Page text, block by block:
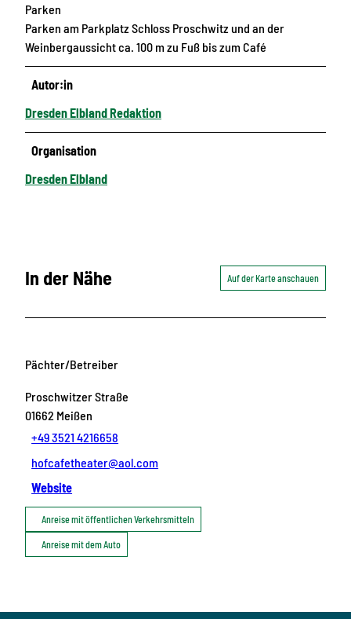
Parken
Parken am Parkplatz Schloss Proschwitz und an der
Weinbergaussicht ca. 100 m zu Fuß bis zum Café
Autor:in
Dresden Elbland Redaktion
Organisation
Dresden Elbland
In der Nähe Auf der Karte anschauen
Pächter/Betreiber
Proschwitzer Straße
01662 Meißen
+49 3521 4216658
hofcafetheater@aol.com
Website
Anreise mit öffentlichen Verkehrsmitteln
Anreise mit dem Auto